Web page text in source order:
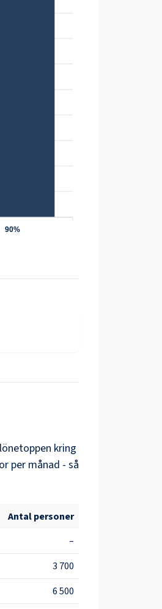
90%
kring
per månad - så
Antal personer
–
3 700
6 500